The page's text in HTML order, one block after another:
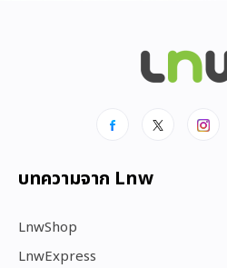
บทความจาก Lnw
LnwShop
LnwExpress